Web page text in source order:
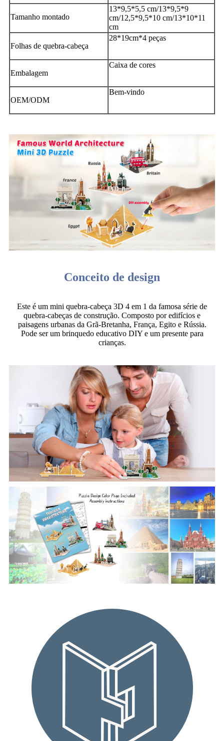
Tamanho montado
13*9,5*5,5 cm/13*9,5*9
cm/12,5*9,5*10 cm/13*10*11
cm
Folhas de quebra-cabeça
28*19cm*4 peças
Embalagem
Caixa de cores
OEM/ODM
Bem-vindo
Conceito de design
Este é um mini quebra-cabeça 3D 4 em 1 da famosa série de
quebra-cabeças de construção. Composto por edifícios e
paisagens urbanas da Grã-Bretanha, França, Egito e Rússia.
Pode ser um brinquedo educativo DIY e um presente para
crianças.